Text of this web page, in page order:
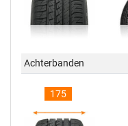
Achterbanden
175